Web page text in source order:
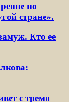
по
стране».
Кто ее
с тремя